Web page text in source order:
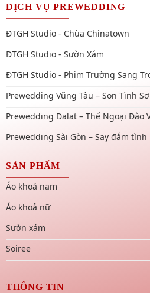
DỊCH VỤ PREWEDDING
ĐTGH Studio - Chùa Chinatown
ĐTGH Studio - Sườn Xám
ĐTGH Studio - Phim Trường Sang
Prewedding Vũng Tàu – Son Tình
Prewedding Dalat – Thế Ngoại Đào
Prewedding Sài Gòn – Say đắm tình
SẢN PHẨM
Áo khoả nam
Áo khoả nữ
Sườn xám
Soiree
THÔNG TIN